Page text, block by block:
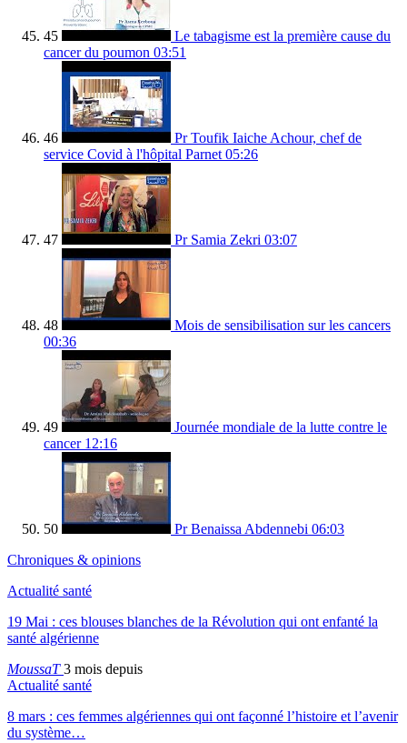
45
Le tabagisme est la première cause du
cancer du poumon 03:51
46
Pr Toufik Iaiche Achour, chef de
service Covid à l'hôpital Parnet 05:26
47 Pr Samia Zekri 03:07
48
Mois de sensibilisation sur les cancers
00:36
49
Journée mondiale de la lutte contre le
cancer 12:16
50 Pr Benaissa Abdennebi 06:03
Chroniques & opinions
Actualité santé
19 Mai : ces blouses blanches de la Révolution qui ont enfanté la
santé algérienne
MoussaT3 mois depuis
Actualité santé
8 mars : ces femmes algériennes qui ont façonné l’histoire et l’avenir
du système…